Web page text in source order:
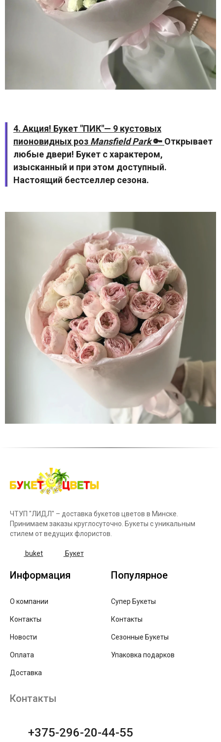
4. Акция! Букет "ПИК"— 9 кустовых
пионовидных роз Mansfield Park🔑 Открывает
любые двери! Букет с характером,
изысканный и при этом доступный.
Настоящий бестселлер сезона.
ЧТУП "ЛИДЛ" – доставка букетов цветов в Минске.
Принимаем заказы круглосуточно. Букеты с уникальным
стилем от ведущих флористов.
buket Букет
Информация
О компании
Контакты
Новости
Оплата
Доставка
Популярное
Супер Букеты
Контакты
Сезонные Букеты
Упаковка подарков
Контакты
+375-296-20-44-55